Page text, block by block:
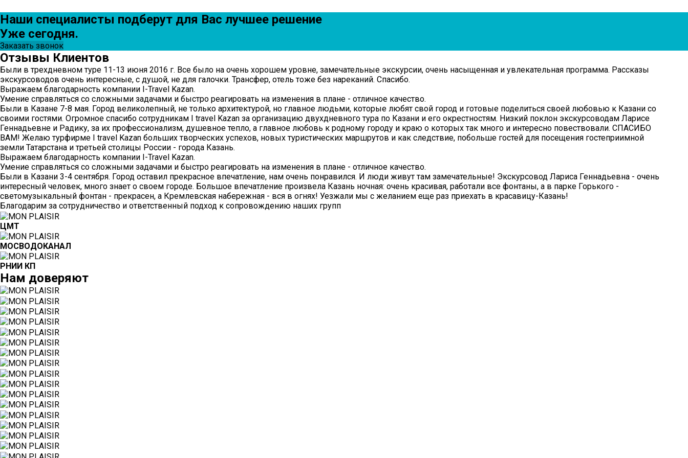
Наши специалисты подберут для Вас лучшее решение
Уже сегодня.
Заказать звонок
Отзывы Клиентов
Были в трехдневном туре 11-13 июня 2016 г. Все было на очень хорошем уровне, замечательные экскурсии, очень насыщенная и увлекательная программа. Рассказы
экскурсоводов очень интересные, с душой, не для галочки. Трансфер, отель тоже без нареканий. Спасибо.
Выражаем благодарность компании I-Travel Kazan.
Умение справляться со сложными задачами и быстро реагировать на изменения в плане - отличное качество.
Были в Казане 7-8 мая. Город великолепный, не только архитектурой, но главное людьми, которые любят свой город и готовые поделиться своей любовью к Казани со
своими гостями. Огромное спасибо сотрудникам I travel Kazan за организацию двухдневного тура по Казани и его окрестностям. Низкий поклон экскурсоводам Ларисе
Геннадьевне и Радику, за их профессионализм, душевное тепло, а главное любовь к родному городу и краю о которых так много и интересно повествовали. СПАСИБО
ВАМ! Желаю турфирме I travel Kazan больших творческих успехов, новых туристических маршрутов и как следствие, побольше гостей для посещения гостеприимной
земли Татарстана и третьей столицы России - города Казань.
Выражаем благодарность компании I-Travel Kazan.
Умение справляться со сложными задачами и быстро реагировать на изменения в плане - отличное качество.
Были в Казани 3-4 сентября. Город оставил прекрасное впечатление, нам очень понравился. И люди живут там замечательные! Экскурсовод Лариса Геннадьевна - очень
интересный человек, много знает о своем городе. Большое впечатление произвела Казань ночная: очень красивая, работали все фонтаны, а в парке Горького -
светомузыкальный фонтан - прекрасен, а Кремлевская набережная - вся в огнях! Уезжали мы с желанием еще раз приехать в красавицу-Казань!
Благодарим за сотрудничество и ответственный подход к сопровождению наших групп
ЦМТ
МОСВОДОКАНАЛ
РНИИ КП
Нам доверяют